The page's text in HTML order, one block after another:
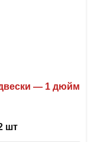
— 1 дюйм
шт